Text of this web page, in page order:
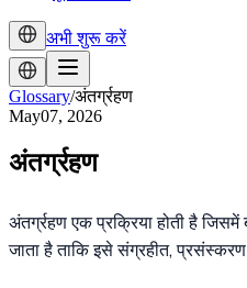
अभी शुरू करें
Glossary/अंतर्ग्रहण
May07, 2026
अंतर्ग्रहण
अंतर्ग्रहण एक प्रक्रिया होती है जिसमें
जाता है ताकि इसे संग्रहीत,